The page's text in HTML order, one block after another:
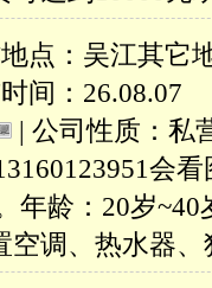
点：吴江其它
间：26.08.07
| 公司性质：私
会
年龄：20岁
空调、热水器、